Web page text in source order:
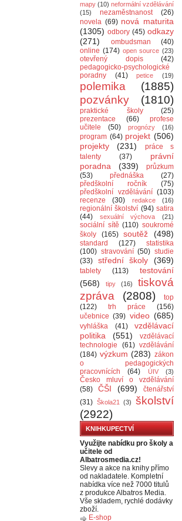
mapy (10) neformální vzdělávání
(15)
nezaměstnanost
(26)
novela (69) nová maturita
(1305) odbory (45) odkazy
(271)
ombudsman
(40)
online (174) open source (23)
otevřený dopis
(42)
pedagogicko-psychologické
poradny
(41) petice (19)
polemika
(1885)
pozvánky
(1810)
praktické školy
(25)
prezentace
(66)
profese
učitele
(50) prognózy (16)
program (64) projekt (506)
projekty
(231)
práce s
talenty
(37)
právní
poradna
(339)
průzkum
(53)
přednáška
(27)
předškolní ročník
(75)
předškolní vzdělávání (103)
recenze
(30) redakce (16)
regionální školství (94) satira
(44)
sexuální výchova (21)
sociální sítě (110) soukromé
školy
(165) soutěž (498)
standard (127)
statistika
(100) stravování (50) studie
(33)
střední školy (369)
tablety (113)
testování
(568)
tipy (16)
tisková
zpráva
(2808)
top
(122)
trh práce
(156)
učebnice (39) video (685)
vyhláška (41)
vzdělávací
politika
(551)
vzdělávací
technologie
(61) vzdělávání
(184) výzkum (283) zákon
o pedagogických
pracovnících
(64) ÚIV (3)
Česko mluví o vzdělávání
(58)
ČŠI (699)
čtenářství
(31) Škola21 (3)
školství
(2922)
KNIHKUPECTVÍ
Využijte nabídku pro školy a
učitele od
Albatrosmedia.cz!
Slevy a akce na knihy přímo
od nakladatele. Kompletní
nabídka více než 7000 titulů
z produkce Albatros Media.
Vše skladem, rychlé dodávky
zboží.
E-shop